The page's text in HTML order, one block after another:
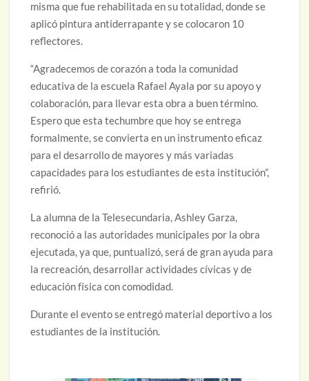
misma que fue rehabilitada en su totalidad, donde se
aplicó pintura antiderrapante y se colocaron 10
reflectores.
“Agradecemos de corazón a toda la comunidad
educativa de la escuela Rafael Ayala por su apoyo y
colaboración, para llevar esta obra a buen término.
Espero que esta techumbre que hoy se entrega
formalmente, se convierta en un instrumento eficaz
para el desarrollo de mayores y más variadas
capacidades para los estudiantes de esta institución”,
refirió.
La alumna de la Telesecundaria, Ashley Garza,
reconoció a las autoridades municipales por la obra
ejecutada, ya que, puntualizó, será de gran ayuda para
la recreación, desarrollar actividades cívicas y de
educación física con comodidad.
Durante el evento se entregó material deportivo a los
estudiantes de la institución.